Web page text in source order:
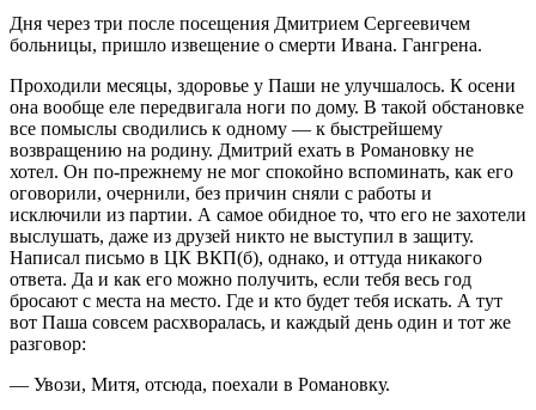
Дня через три после посещения Дмитрием Сергеевичем
больницы, пришло извещение о смерти Ивана. Гангрена.
Проходили месяцы, здоровье у Паши не улучшалось. К осени
она вообще еле передвигала ноги по дому. В такой обстановке
все помыслы сводились к одному — к быстрейшему
возвращению на родину. Дмитрий ехать в Романовку не
хотел. Он по-прежнему не мог спокойно вспоминать, как его
оговорили, очернили, без причин сняли с работы и
исключили из партии. А самое обидное то, что его не захотели
выслушать, даже из друзей никто не выступил в защиту.
Написал письмо в ЦК ВКП(б), однако, и оттуда никакого
ответа. Да и как его можно получить, если тебя весь год
бросают с места на место. Где и кто будет тебя искать. А тут
вот Паша совсем расхворалась, и каждый день один и тот же
разговор:
— Увози, Митя, отсюда, поехали в Романовку.